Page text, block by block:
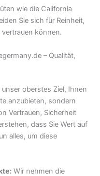
wie die California
Sie sich für Reinheit,
können.
– Qualität,
oberstes Ziel, Ihnen
anzubieten, sondern
Vertrauen, Sicherheit
dass Sie Wert auf
alles, um diese
Wir nehmen die